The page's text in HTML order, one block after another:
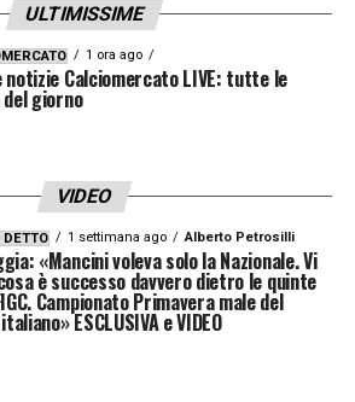
ULTIMISSIME
1 ora ago
notizie Calciomercato LIVE: tutte le
giorno
VIDEO
DETTO 1 settimana ago Alberto Petrosilli
«Mancini voleva solo la Nazionale. Vi
è successo davvero dietro le quinte
Campionato Primavera male del
ESCLUSIVA e VIDEO